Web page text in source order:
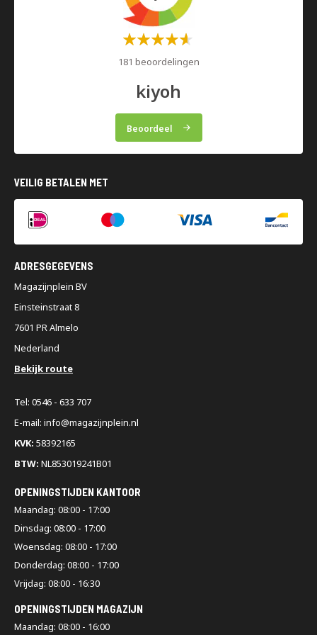
Waardering:
181 beoordelingen
kiyoh
Beoordeel
VEILIG BETALEN MET
ADRESGEGEVENS
Magazijnplein BV
Einsteinstraat 8
7601 PR Almelo
Nederland
Bekijk route
Tel: 0546 - 633 707
E-mail: info@magazijnplein.nl
KVK: 58392165
BTW: NL853019241B01
OPENINGSTIJDEN KANTOOR
Maandag: 08:00 - 17:00
Dinsdag: 08:00 - 17:00
Woensdag: 08:00 - 17:00
Donderdag: 08:00 - 17:00
Vrijdag: 08:00 - 16:30
OPENINGSTIJDEN MAGAZIJN
Maandag: 08:00 - 16:00